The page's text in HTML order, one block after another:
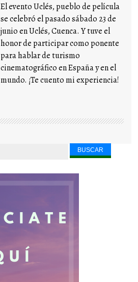
El evento Uclés, pueblo de película
se celebró el pasado sábado 23 de
junio en Uclés, Cuenca. Y tuve el
honor de participar como ponente
para hablar de turismo
cinematográfico en España y en el
mundo. ¡Te cuento mi experiencia!